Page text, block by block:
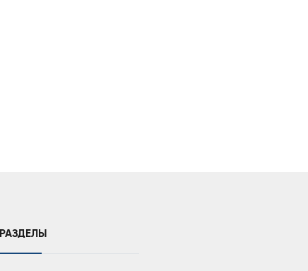
РАЗДЕЛЫ